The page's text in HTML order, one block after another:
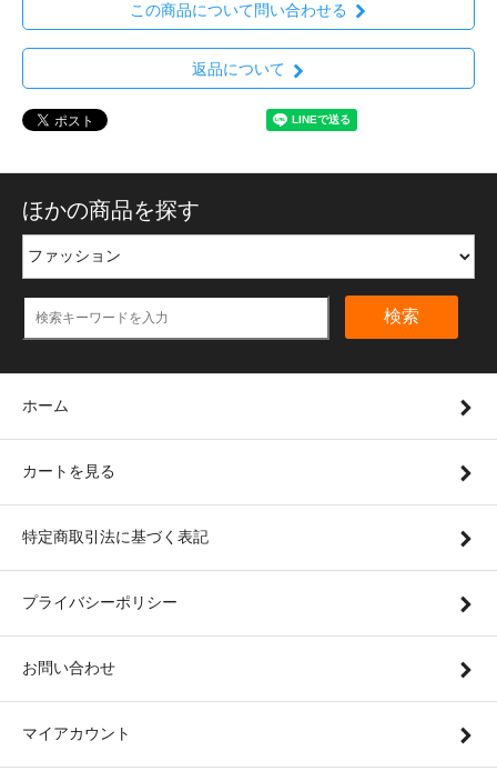
この商品について問い合わせる
返品について
ほかの商品を探す
検索
ホーム
カートを見る
特定商取引法に基づく表記
プライバシーポリシー
お問い合わせ
マイアカウント